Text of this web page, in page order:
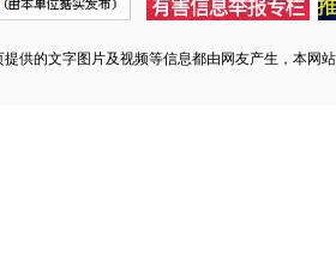
供的文字图片及视频等信息都由网友产生，本网